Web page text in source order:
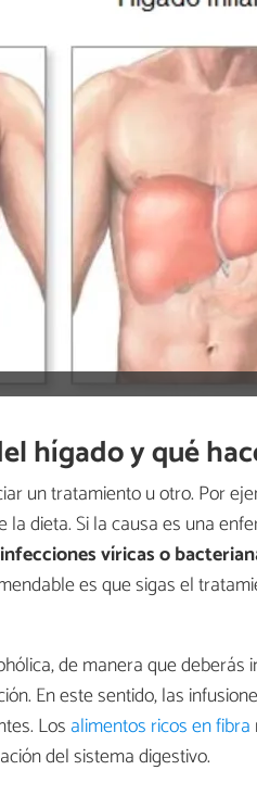
hígado y qué
un tratamiento u otro. Por
dieta. Si la causa es una
víricas o
es que sigas el
de manera que deberás
En este sentido, las
Los alimentos ricos en fibra
del sistema digestivo.